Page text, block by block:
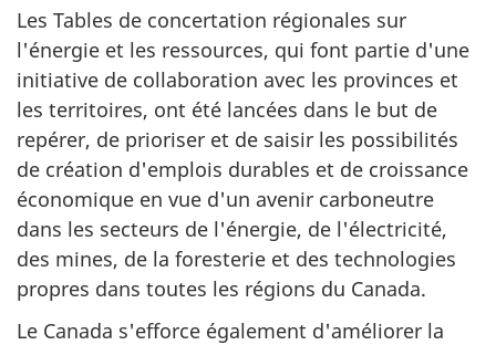
Les Tables de concertation régionales sur
l'énergie et les ressources, qui font partie d'une
initiative de collaboration avec les provinces et
les territoires, ont été lancées dans le but de
repérer, de prioriser et de saisir les possibilités
de création d'emplois durables et de croissance
économique en vue d'un avenir carboneutre
dans les secteurs de l'énergie, de l'électricité,
des mines, de la foresterie et des technologies
propres dans toutes les régions du Canada.
Le Canada s'efforce également d'améliorer la